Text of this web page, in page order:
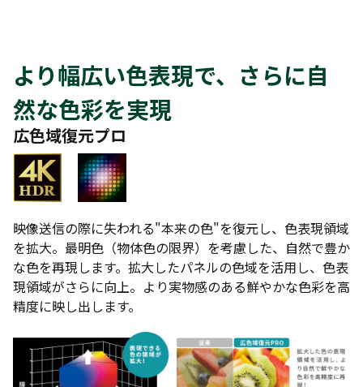
より幅広い色表現で、さらに自
然な色彩を実現
広色域復元プロ
映像送信の際に失われる"本来の色"を復元し、色表現領域
を拡大。最明色（物体色の限界）を考慮した、自然で豊か
な色を再現します。拡大したパネルの色域を活用し、色表
現領域がさらに向上。より実物感のある鮮やかな色彩を高
精度に映し出します。